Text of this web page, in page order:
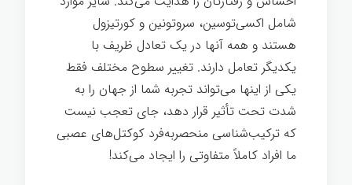
شامل اکسی‌توسین، سروتونین و کورتیزول
هستند و همه آنها در یک تعادل ظریف با
یکدیگر تعامل دارند. تغییر سطوح مختلف فقط
یکی از اینها می‌تواند تجربه شما از جهان را به
شدت تحت تأثیر قرار دهد، جای تعجب نیست
که ترکیب‌شناسی منحصربه‌فرد کوکتل‌های عصبی
ما افراد کاملاً متفاوتی را ایجاد می‌کند!